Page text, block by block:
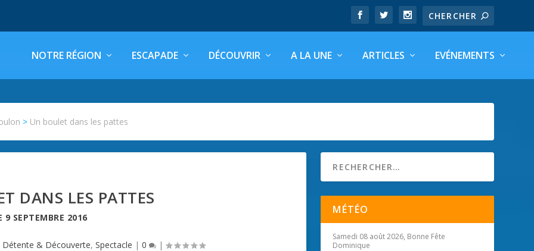
NOTRE RÉGION ESCAPADE DÉCOUVRIR A LA UNE ARTICLES EVÉNEMENTS
> Un boulet dans les pattes
DANS LES PATTES
9 SEPTEMBRE 2016
Détente & Découverte, Spectacle | 0 |
MÉTÉO
Samedi 08 août 2026, Bonne Fête
Dominique